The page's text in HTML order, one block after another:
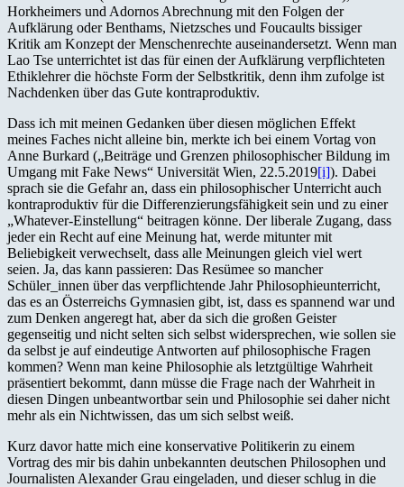
Horkheimers und Adornos Abrechnung mit den Folgen der
Aufklärung oder Benthams, Nietzsches und Foucaults bissiger
Kritik am Konzept der Menschenrechte auseinandersetzt. Wenn man
Lao Tse unterrichtet ist das für einen der Aufklärung verpflichteten
Ethiklehrer die höchste Form der Selbstkritik, denn ihm zufolge ist
Nachdenken über das Gute kontraproduktiv.
Dass ich mit meinen Gedanken über diesen möglichen Effekt
meines Faches nicht alleine bin, merkte ich bei einem Vortag von
Anne Burkard („Beiträge und Grenzen philosophischer Bildung im
Umgang mit Fake News“ Universität Wien, 22.5.2019[i]). Dabei
sprach sie die Gefahr an, dass ein philosophischer Unterricht auch
kontraproduktiv für die Differenzierungsfähigkeit sein und zu einer
„Whatever-Einstellung“ beitragen könne. Der liberale Zugang, dass
jeder ein Recht auf eine Meinung hat, werde mitunter mit
Beliebigkeit verwechselt, dass alle Meinungen gleich viel wert
seien. Ja, das kann passieren: Das Resümee so mancher
Schüler_innen über das verpflichtende Jahr Philosophieunterricht,
das es an Österreichs Gymnasien gibt, ist, dass es spannend war und
zum Denken angeregt hat, aber da sich die großen Geister
gegenseitig und nicht selten sich selbst widersprechen, wie sollen sie
da selbst je auf eindeutige Antworten auf philosophische Fragen
kommen? Wenn man keine Philosophie als letztgültige Wahrheit
präsentiert bekommt, dann müsse die Frage nach der Wahrheit in
diesen Dingen unbeantwortbar sein und Philosophie sei daher nicht
mehr als ein Nichtwissen, das um sich selbst weiß.
Kurz davor hatte mich eine konservative Politikerin zu einem
Vortrag des mir bis dahin unbekannten deutschen Philosophen und
Journalisten Alexander Grau eingeladen, und dieser schlug in die